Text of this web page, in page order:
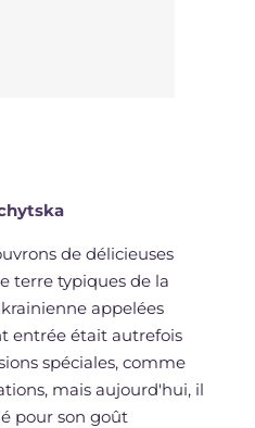
de délicieuses
terre typiques de la
appelées
entrée était autrefois
spéciales, comme
mais aujourd'hui, il
pour son goût